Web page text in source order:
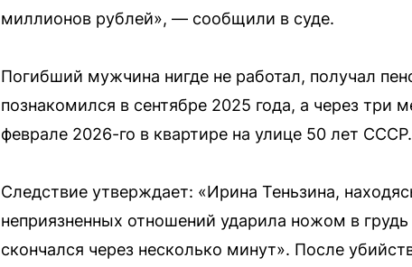
миллионов рублей», — сообщили в суде.
Погибший мужчина нигде не работал, получал
познакомился в сентябре 2025 года, а через три
феврале 2026-го в квартире на улице 50 лет СССР.
Следствие утверждает: «Ирина Теньзина,
неприязненных отношений ударила ножом в
скончался через несколько минут». После